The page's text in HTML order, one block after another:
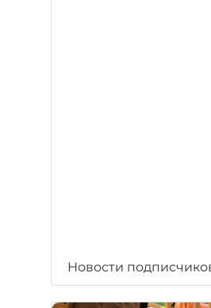
Новости